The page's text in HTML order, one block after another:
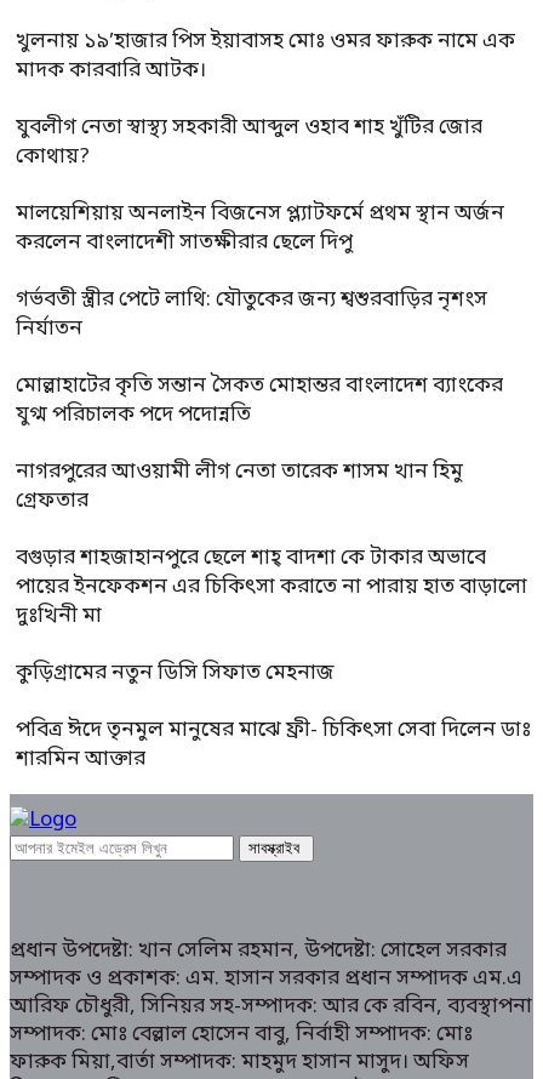
খুলনায় ১৯’হাজার পিস ইয়াবাসহ মোঃ ওমর ফারুক নামে এক
মাদক কারবারি আটক।
যুবলীগ নেতা স্বাস্থ্য সহকারী আব্দুল ওহাব শাহ খুঁটির জোর
কোথায়?
মালয়েশিয়ায় অনলাইন বিজনেস প্ল্যাটফর্মে প্রথম স্থান অর্জন
করলেন বাংলাদেশী সাতক্ষীরার ছেলে দিপু
গর্ভবতী স্ত্রীর পেটে লাথি: যৌতুকের জন্য শ্বশুরবাড়ির নৃশংস
নির্যাতন
মোল্লাহাটের কৃতি সন্তান সৈকত মোহান্তর বাংলাদেশ ব্যাংকের
যুগ্ম পরিচালক পদে পদোন্নতি
নাগরপুরের আওয়ামী লীগ নেতা তারেক শাসম খান হিমু
গ্রেফতার
বগুড়ার শাহজাহানপুরে ছেলে শাহ্ বাদশা কে টাকার অভাবে
পায়ের ইনফেকশন এর চিকিৎসা করাতে না পারায় হাত বাড়ালো
দুঃখিনী মা
কুড়িগ্রামের নতুন ডিসি সিফাত মেহনাজ
পবিত্র ঈদে তৃনমুল মানুষের মাঝে ফ্রী- চিকিৎসা সেবা দিলেন ডাঃ
শারমিন আক্তার
প্রধান উপদেষ্টা: খান সেলিম রহমান, উপদেষ্টা: সোহেল সরকার
সম্পাদক ও প্রকাশক: এম. হাসান সরকার প্রধান সম্পাদক এম.এ
আরিফ চৌধুরী, সিনিয়র সহ-সম্পাদক: আর কে রবিন, ব্যবস্থাপনা
সম্পাদক: মোঃ বেল্লাল হোসেন বাবু, নির্বাহী সম্পাদক: মোঃ
ফারুক মিয়া,বার্তা সম্পাদক: মাহমুদ হাসান মাসুদ। অফিস